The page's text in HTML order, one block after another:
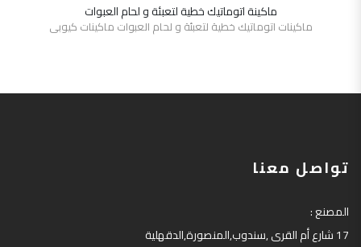
SHOW DETAILS
ماكينة اتوماتيك خطية لتعبئة و لحام العبوات
ماكينات اتوماتيك خطية لتعبئة و لحام العبوات ماكينات كيوبى
تواصل معنا
المصنع:
17شارع أم القرى,سندوب,المنصورة,الدقهلية